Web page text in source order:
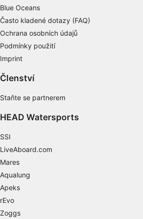
Blue Oceans
Často kladené dotazy (FAQ)
Ochrana osobních údajů
Podmínky použití
Imprint
Členství
Staňte se partnerem
HEAD Watersports
SSI
LiveAboard.com
Mares
Aqualung
Apeks
rEvo
Zoggs
poloze
Identifikace zařízení na základě aktivně
vyžádaných informací
Účely zpracování, které nesouvisejí s IAB: